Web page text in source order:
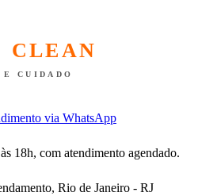
CLEAN
CUIDADO
via WhatsApp
18h, com atendimento agendado.
Rio de Janeiro - RJ